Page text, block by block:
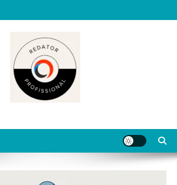
úteis para começar, evoluir e se destacar
freelancer no mercado digital.